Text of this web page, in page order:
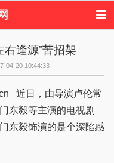
国娱乐
欧美娱乐
视新闻
内地明星八卦
娱乐评论
右逢源”苦招架
04-20 10:44:33
近日，由导演卢伦常
东毅等主演的电视剧
东毅饰演的是个深陷感